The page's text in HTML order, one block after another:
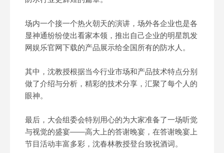
场内一个接一个热火朝天的演讲，场外各企业也是各
显神通纷纷使出看家本领，推出自己企业的明星凯发
网娱乐官网下载的产品展示给全国所有的防水人。
其中，沈教授根据当今行业市场和产品技术特点分别
做了介绍与分析，精彩的技术分享，汇聚了每个人的
眼神。
最后，大会组委会特别用心的为大家准备了一场听觉
与视觉的盛宴——高大上的答谢晚宴，在答谢晚宴上
节目活动丰富多彩，沈春林教授登台致祝酒词。